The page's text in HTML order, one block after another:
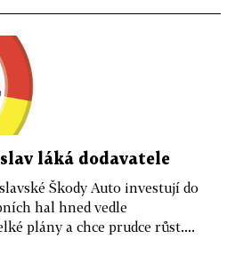
láká dodavatele
Škody Auto investují do
hal hned vedle
plány a chce prudce růst....